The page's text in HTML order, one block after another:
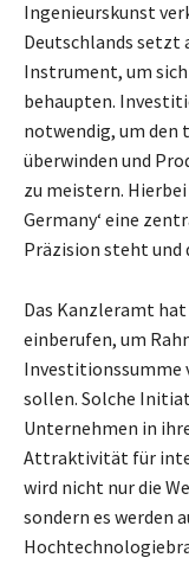
Ingenieurskunst
Deutschlands setzt
Instrument, um
behaupten.
notwendig, um den
überwinden und
zu meistern.
Germany‘ eine
Präzision steht und
Das Kanzleramt
einberufen, um
Investitionssumme
sollen. Solche
Unternehmen in
Attraktivität für
wird nicht nur die
sondern es werden